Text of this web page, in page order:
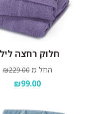
חלוק רחצה
החל מ ₪229.00
₪99.00